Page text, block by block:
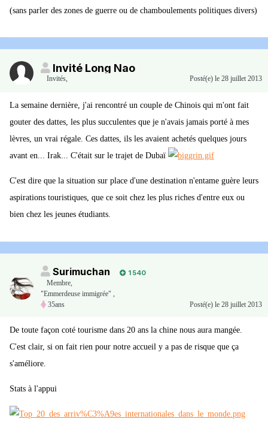
(sans parler des zones de guerre ou de chamboulements politiques divers)
Invité Long Nao
Invités Posté(e) le 28 juillet 2013
La semaine dernière, j'ai rencontré un couple de Chinois qui m'ont fait
gouter des dattes, les plus succulentes que je n'avais jamais porté à mes
lèvres, un vrai régale. Ces dattes, ils les avaient achetés quelques jours
avant en... Irak... C'était sur le trajet de Dubaï
C'est dire que la situation sur place d'une destination n'entame guère leurs
aspirations touristiques, que ce soit chez les plus riches d'entre eux ou
bien chez les jeunes étudiants.
Surimuchan
1 540
Membre
"Emmerdeuse immigrée" ,
35ans
Posté(e) le 28 juillet 2013
De toute façon coté tourisme dans 20 ans la chine nous aura mangée.
C'est clair, si on fait rien pour notre accueil y a pas de risque que ça
s'améliore.
Stats à l'appui